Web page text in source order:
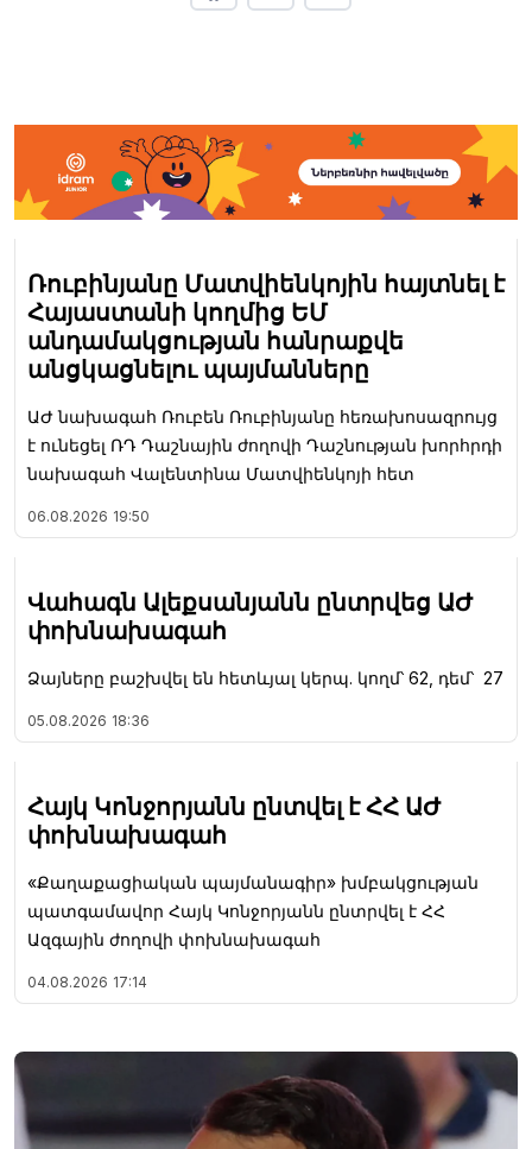
Ռուբինյանը Մատվիենկոյին հայտնել է
Հայաստանի կողմից ԵՄ
անդամակցության հանրաքվե
անցկացնելու պայմանները
ԱԺ նախագահ Ռուբեն Ռուբինյանը հեռախոսազրույց
է ունեցել ՌԴ Դաշնային ժողովի Դաշնության խորհրդի
նախագահ Վալենտինա Մատվիենկոյի հետ
06.08.2026 19:50
Վահագն Ալեքսանյանն ընտրվեց ԱԺ
փոխնախագահ
Ձայները բաշխվել են հետևյալ կերպ. կողմ՝ 62, դեմ՝ 27
05.08.2026 18:36
Հայկ Կոնջորյանն ընտվել է ՀՀ ԱԺ
փոխնախագահ
«Քաղաքացիական պայմանագիր» խմբակցության
պատգամավոր Հայկ Կոնջորյանն ընտրվել է ՀՀ
Ազգային ժողովի փոխնախագահ
04.08.2026 17:14